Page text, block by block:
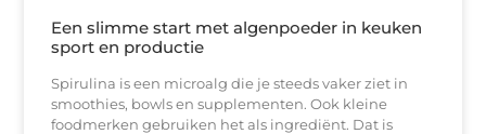
Een slimme start met algenpoeder in keuken
sport en productie
Spirulina is een microalg die je steeds vaker ziet in
smoothies, bowls en supplementen. Ook kleine
foodmerken gebruiken het als ingrediënt. Dat is